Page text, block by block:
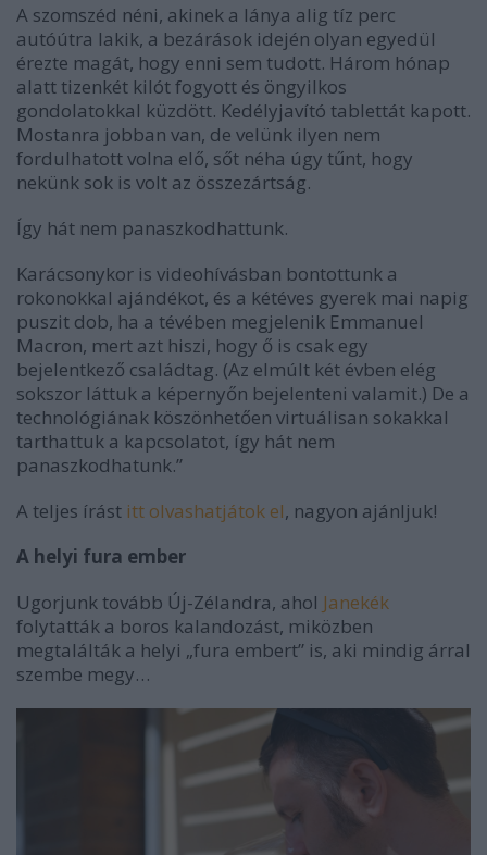
A szomszéd néni, akinek a lánya alig tíz perc
autóútra lakik, a bezárások idején olyan egyedül
érezte magát, hogy enni sem tudott. Három hónap
alatt tizenkét kilót fogyott és öngyilkos
gondolatokkal küzdött. Kedélyjavító tablettát kapott.
Mostanra jobban van, de velünk ilyen nem
fordulhatott volna elő, sőt néha úgy tűnt, hogy
nekünk sok is volt az összezártság.
Így hát nem panaszkodhattunk.
Karácsonykor is videohívásban bontottunk a
rokonokkal ajándékot, és a kétéves gyerek mai napig
puszit dob, ha a tévében megjelenik Emmanuel
Macron, mert azt hiszi, hogy ő is csak egy
bejelentkező családtag. (Az elmúlt két évben elég
sokszor láttuk a képernyőn bejelenteni valamit.) De a
technológiának köszönhetően virtuálisan sokakkal
tarthattuk a kapcsolatot, így hát nem
panaszkodhatunk.”
A teljes írást itt olvashatjátok el, nagyon ajánljuk!
A helyi fura ember
Ugorjunk tovább Új-Zélandra, ahol Janekék
folytatták a boros kalandozást, miközben
megtalálták a helyi „fura embert” is, aki mindig árral
szembe megy…